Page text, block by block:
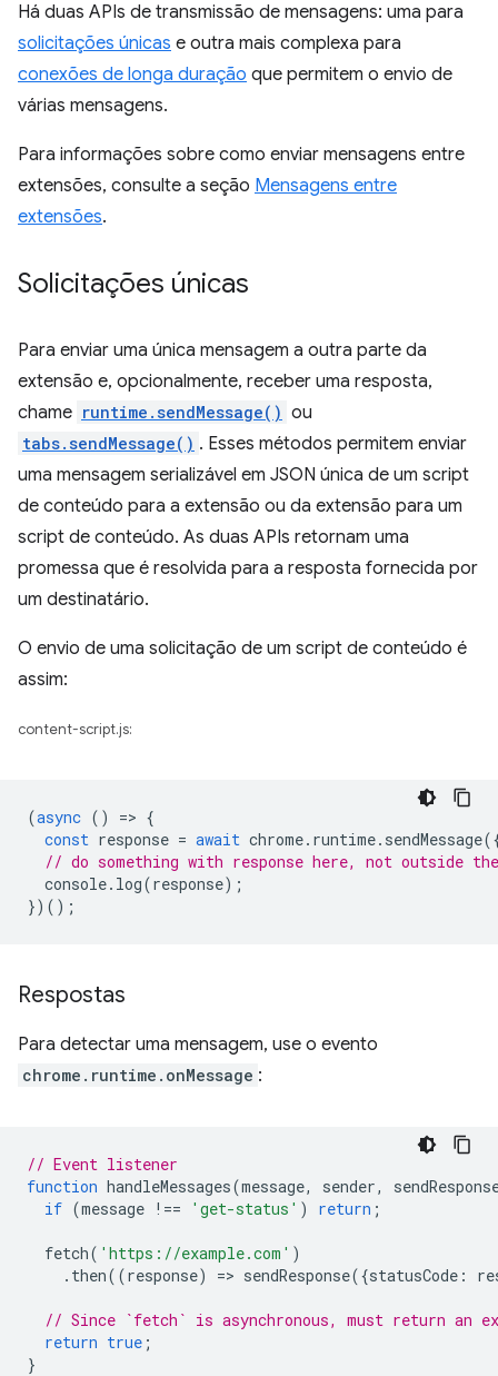
Há duas APIs de transmissão de mensagens: uma para
solicitações únicas e outra mais complexa para
conexões de longa duração que permitem o envio de
várias mensagens.
Para informações sobre como enviar mensagens entre
extensões, consulte a seção Mensagens entre
extensões.
Solicitações únicas
Para enviar uma única mensagem a outra parte da
extensão e, opcionalmente, receber uma resposta,
chame runtime.sendMessage() ou
tabs.sendMessage() . Esses métodos permitem enviar
uma mensagem serializável em JSON única de um script
de conteúdo para a extensão ou da extensão para um
script de conteúdo. As duas APIs retornam uma
promessa que é resolvida para a resposta fornecida por
um destinatário.
O envio de uma solicitação de um script de conteúdo é
assim:
content-script.js:
(async () => {
const response = await chrome. runtime. sendMessage
// do something with response here, not outside
console. log(response);
})();
Respostas
Para detectar uma mensagem, use o evento
chrome.runtime.onMessage :
// Event listener
function handleMessages(message, sender,
if (message !== 'get-status' ) return ;
fetch( 'https://example.com' )
. then((response) => sendResponse({statusCode :
// Since `fetch` is asynchronous, must return an
return true ;
}